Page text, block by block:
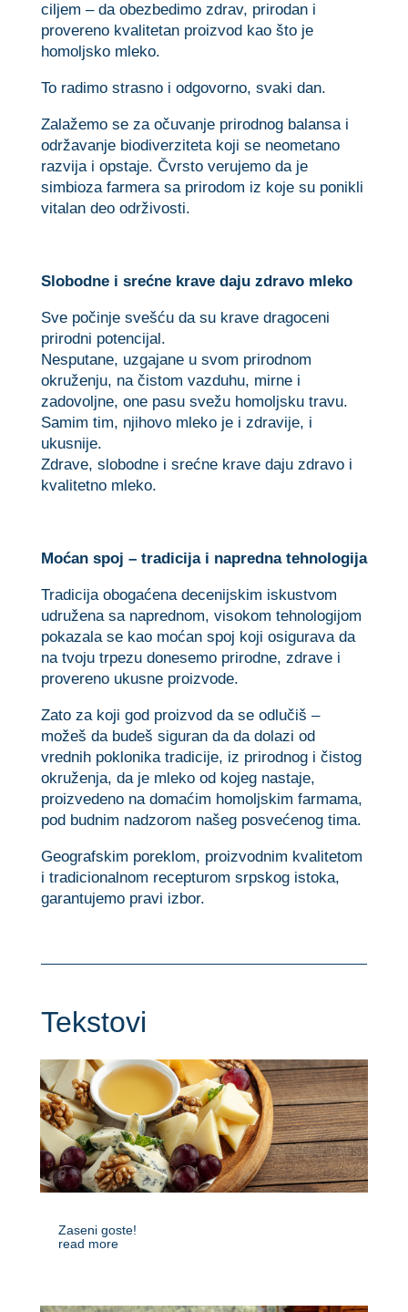
ciljem – da obezbedimo zdrav, prirodan i
provereno kvalitetan proizvod kao što je
homoljsko mleko.
To radimo strasno i odgovorno, svaki dan.
Zalažemo se za očuvanje prirodnog balansa i
održavanje biodiverziteta koji se neometano
razvija i opstaje. Čvrsto verujemo da je
simbioza farmera sa prirodom iz koje su ponikli
vitalan deo održivosti.
Slobodne i srećne krave daju zdravo mleko
Sve počinje svešću da su krave dragoceni
prirodni potencijal.
Nesputane, uzgajane u svom prirodnom
okruženju, na čistom vazduhu, mirne i
zadovoljne, one pasu svežu homoljsku travu.
Samim tim, njihovo mleko je i zdravije, i
ukusnije.
Zdrave, slobodne i srećne krave daju zdravo i
kvalitetno mleko.
Moćan spoj – tradicija i napredna tehnologija
Tradicija obogaćena decenijskim iskustvom
udružena sa naprednom, visokom tehnologijom
pokazala se kao moćan spoj koji osigurava da
na tvoju trpezu donesemo prirodne, zdrave i
provereno ukusne proizvode.
Zato za koji god proizvod da se odlučiš –
možeš da budeš siguran da da dolazi od
vrednih poklonika tradicije, iz prirodnog i čistog
okruženja, da je mleko od kojeg nastaje,
proizvedeno na domaćim homoljskim farmama,
pod budnim nadzorom našeg posvećenog tima.
Geografskim poreklom, proizvodnim kvalitetom
i tradicionalnom recepturom srpskog istoka,
garantujemo pravi izbor.
Tekstovi
Zaseni goste!
read more